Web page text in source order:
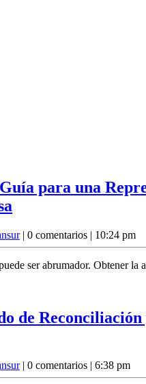
para una
| 0 comentarios | 10:24 pm
ser abrumador. Obtener
de Reconciliación
| 0 comentarios | 6:38 pm